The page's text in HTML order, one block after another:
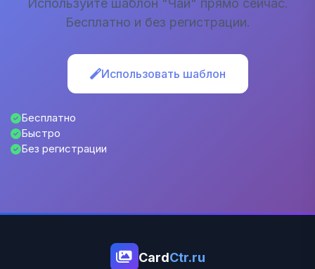
Используйте шаблон "Чай" прямо сейчас.
Бесплатно и без регистрации.
Использовать шаблон
Бесплатно
Быстро
Без регистрации
CardCtr.ru